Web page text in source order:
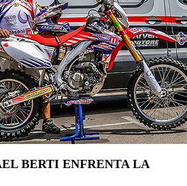
BERTI ENFRENTA LA